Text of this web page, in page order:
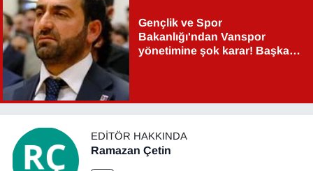
Gençlik ve Spor
Bakanlığı'ndan Vanspor
yönetimine şok karar! Başkan
EDITÖR HAKKINDA
Ramazan Çetin